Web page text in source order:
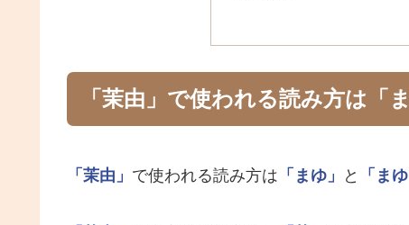
「茉由」で使われる読み方は「
「茉由」 で使われる読み方は 「まゆ」 と 「ま